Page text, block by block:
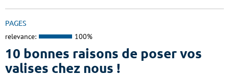
PAGES
relevance: 100%
10 bonnes raisons de poser vos
valises chez nous !